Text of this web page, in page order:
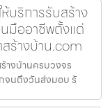
บริการรับสร้าง
มืออาชีพตั้งแต่
ร้างบ้าน.com
างบ้านครบวงจร
จนถึงวันส่งมอบ รั